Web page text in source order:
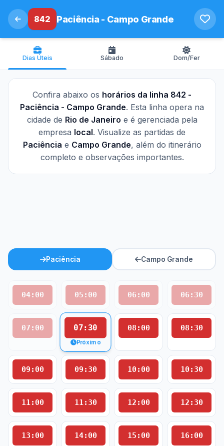
842 Paciência - Campo Grande
Dias Úteis Sábado Dom/Fer
Confira abaixo os horários da linha 842 -
Paciência - Campo Grande. Esta linha opera na
cidade de Rio de Janeiro e é gerenciada pela
empresa local. Visualize as partidas de
Paciência e Campo Grande, além do itinerário
completo e observações importantes.
Paciência Campo Grande
04:00 05:00 06:00 06:30
07:00 07:30
Próximo
08:00 08:30
09:00 09:30 10:00 10:30
11:00 11:30 12:00 12:30
13:00 14:00 15:00 16:00